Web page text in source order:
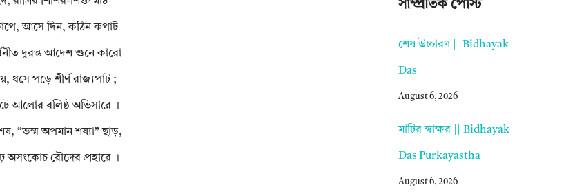
আসে দিন, কঠিন কপাট
দুরন্ত আদেশ শুনে কারো
ধসে পড়ে শীর্ণ রাজ্যপাট ;
আলোর বলিষ্ঠ অভিসারে ।
“ভস্ম অপমান শয্যা” ছাড়,
রৌদ্রের প্রহারে ।
সাম্প্রতিক পোস্ট
শেষ উচ্চারণ || Bidhayak
Das
August 6, 2026
মাটির স্বাক্ষর || Bidhayak
Das Purkayastha
August 6, 2026